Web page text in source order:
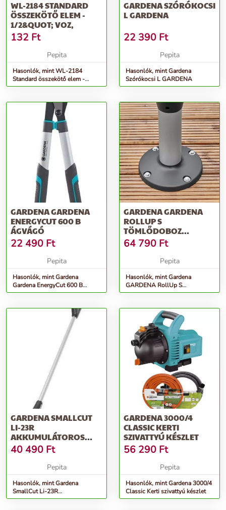
WL-2184 STANDARD
ÖSSZEKÖTŐ ELEM -
1/2&QUOT; VOZ,
132 Ft
Pepita
Hasonlók, mint WL-2184
Standard összekötő elem -
1/2&quot; VOZ,
GARDENA SZÓRÓKOCSI
L GARDENA
22 390 Ft
Pepita
Hasonlók, mint Gardena
Szórókocsi L GARDENA
GARDENA GARDENA
ENERGYCUT 600 B
ÁGVÁGÓ
22 490 Ft
Pepita
Hasonlók, mint Gardena
Gardena EnergyCut 600 B
Ágvágó
GARDENA GARDENA
ROLLUP S
TÖMLŐDOBOZ
TERASZRA
64 790 Ft
Pepita
Hasonlók, mint Gardena
GARDENA RollUp S
tömlődoboz teraszra
GARDENA SMALLCUT
LI-23R
AKKUMULÁTOROS
FŰSZEGÉLYNYÍRÓ
40 490 Ft
Pepita
Hasonlók, mint Gardena
SmallCut Li-23R
Akkumulátoros fűszegélynyíró
GARDENA 3000/4
CLASSIC KERTI
SZIVATTYÚ KÉSZLET
56 290 Ft
Pepita
Hasonlók, mint Gardena 3000/4
Classic Kerti szivattyú készlet